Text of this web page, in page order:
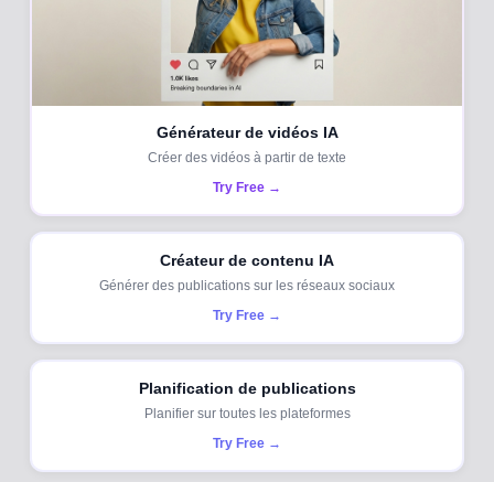
Générateur de vidéos IA
Créer des vidéos à partir de texte
Try Free →
Créateur de contenu IA
Générer des publications sur les réseaux sociaux
Try Free →
Planification de publications
Planifier sur toutes les plateformes
Try Free →